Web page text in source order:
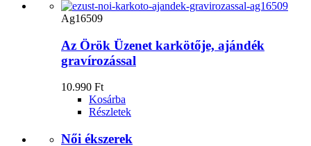
Ag16509
Az Örök Üzenet karkötője, ajándék
gravírozással
10.990 Ft
Kosárba
Részletek
Női ékszerek